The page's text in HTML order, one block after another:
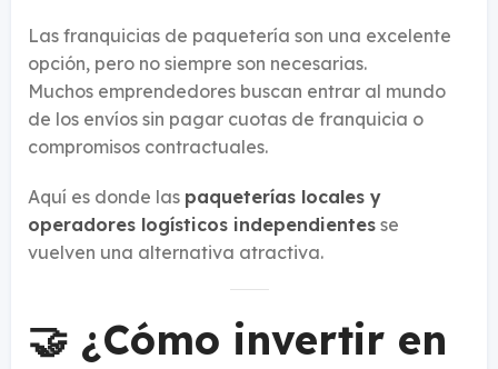
Las franquicias de paquetería son una excelente
opción, pero no siempre son necesarias.
Muchos emprendedores buscan entrar al mundo
de los envíos sin pagar cuotas de franquicia o
compromisos contractuales.
Aquí es donde las paqueterías locales y
operadores logísticos independientes se
vuelven una alternativa atractiva.
🤝 ¿Cómo invertir en